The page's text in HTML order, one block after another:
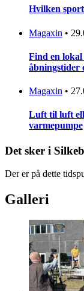
Hvilken
Magaxin •
Find en
åbningstider
Magaxin •
Luft til luft
varmepumpe
Det sker i
Der er på dette
Galleri